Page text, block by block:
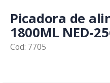
Picadora de
1800ML NED-
Cod: 7705